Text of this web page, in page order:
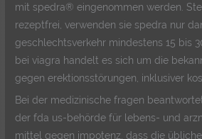
mit spedra® eingenommen werden.
rezeptfrei, verwenden sie spedra nur
geschlechtsverkehr mindestens 15 bis
bei viagra handelt es sich um die
gegen erektionsstörungen, inklusiver
Bei der medizinische fragen
der fda us-behörde für lebens- und
mittel gegen impotenz, dass die